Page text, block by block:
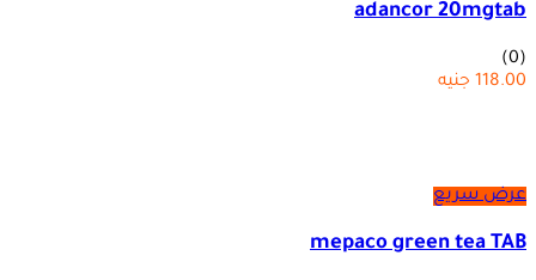
adancor 20mgtab
(0)
118.00 جنيه
عرض سريع
mepaco green tea TAB